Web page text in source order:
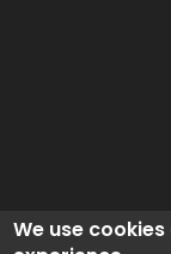
We use